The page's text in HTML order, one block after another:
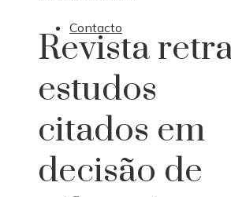
Contacto
Revista
estudos
citados em
decisão de